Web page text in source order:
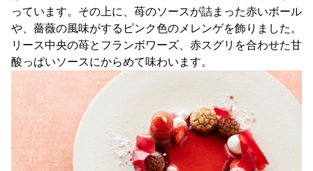
っています。その上に、苺のソースが詰まった赤いボール
や、薔薇の風味がするピンク色のメレンゲを飾りました。
リース中央の苺とフランボワーズ、赤スグリを合わせた甘
酸っぱいソースにからめて味わいます。